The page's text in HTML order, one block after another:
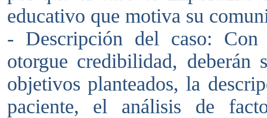
educativo que motiva su
- Descripción del caso: Con
otorgue credibilidad,
objetivos planteados, la
paciente, el análisis de